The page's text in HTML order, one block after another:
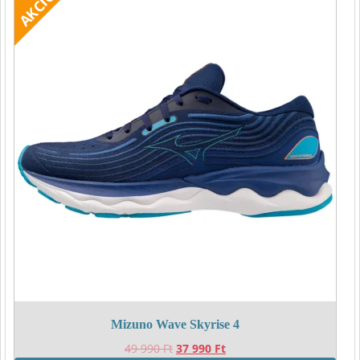
Mizuno Wave Skyrise 4
49 990Ft Original
37 990 FtCurrent